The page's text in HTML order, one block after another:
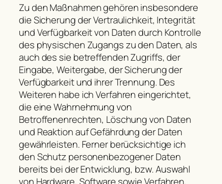
Zu den Maßnahmen gehören insbesondere
die Sicherung der Vertraulichkeit, Integrität
und Verfügbarkeit von Daten durch Kontrolle
des physischen Zugangs zu den Daten, als
auch des sie betreffenden Zugriffs, der
Eingabe, Weitergabe, der Sicherung der
Verfügbarkeit und ihrer Trennung. Des
Weiteren habe ich Verfahren eingerichtet,
die eine Wahrnehmung von
Betroffenenrechten, Löschung von Daten
und Reaktion auf Gefährdung der Daten
gewährleisten. Ferner berücksichtige ich
den Schutz personenbezogener Daten
bereits bei der Entwicklung, bzw. Auswahl